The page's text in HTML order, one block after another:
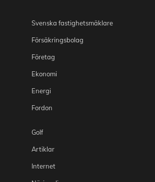
Svenska fastighetsmäklare
Försäkringsbolag
Företag
Ekonomi
Energi
Fordon
Golf
Artiklar
Internet